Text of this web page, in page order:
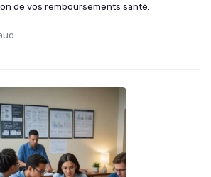
de vos remboursements santé.